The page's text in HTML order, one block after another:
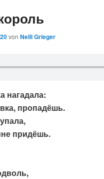
von Nelli Grieger
нагадала:
пропадёшь.
придёшь.